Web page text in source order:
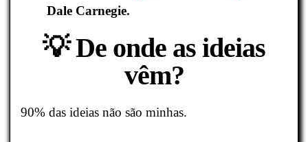
Dale Carnegie.
💡 De onde as ideias
vêm?
90% das ideias não são minhas.